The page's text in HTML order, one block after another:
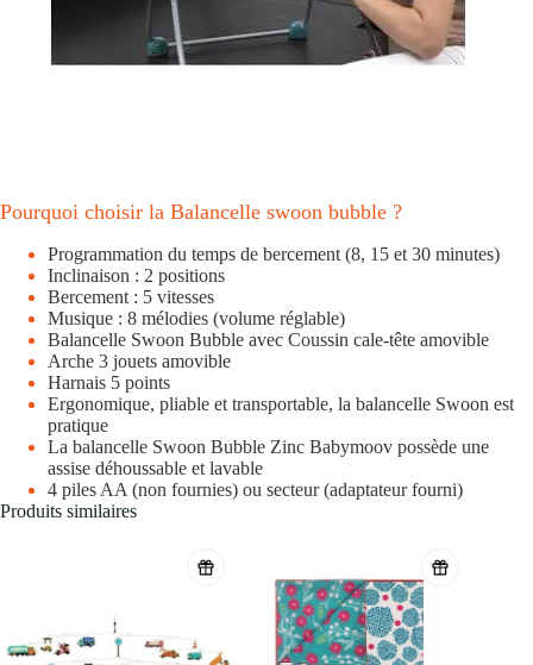
Pourquoi choisir la Balancelle swoon bubble ?
Programmation du temps de bercement (8, 15 et 30 minutes)
Inclinaison : 2 positions
Bercement : 5 vitesses
Musique : 8 mélodies (volume réglable)
Balancelle Swoon Bubble avec Coussin cale-tête amovible
Arche 3 jouets amovible
Harnais 5 points
Ergonomique, pliable et transportable, la balancelle Swoon est
pratique
La balancelle Swoon Bubble Zinc Babymoov possède une
assise déhoussable et lavable
4 piles AA (non fournies) ou secteur (adaptateur fourni)
Produits similaires